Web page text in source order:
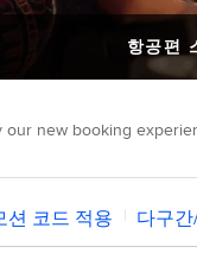
항공편
our new booking
션 코드 적용 다구